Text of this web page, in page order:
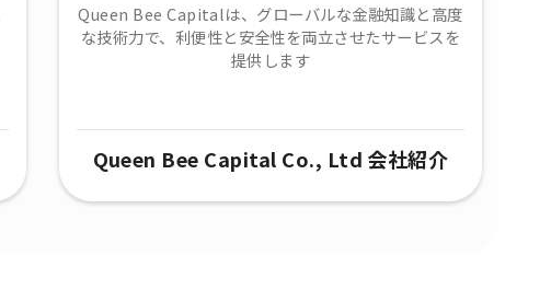
Queen Bee Capitalは、グローバルな金融知識と高度
な技術力で、​利便性と安全性を両立させたサービスを
提供します
Queen Bee Capital Co., Ltd 会社紹介